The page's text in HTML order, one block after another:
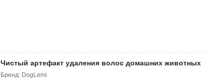
Чистый артефакт удаления волос домашних животных
Бренд: DogLemi